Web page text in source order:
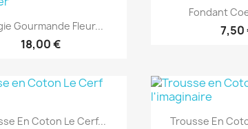
Aperçu rapide
Gourmande Fleur...
18,00 €

Fondant
7,50
Aperçu rapide
En Coton Le Cerf... 
Trousse En